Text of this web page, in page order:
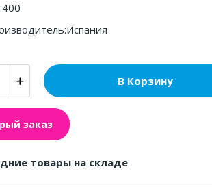
В Корзину
заказ
товары на складе